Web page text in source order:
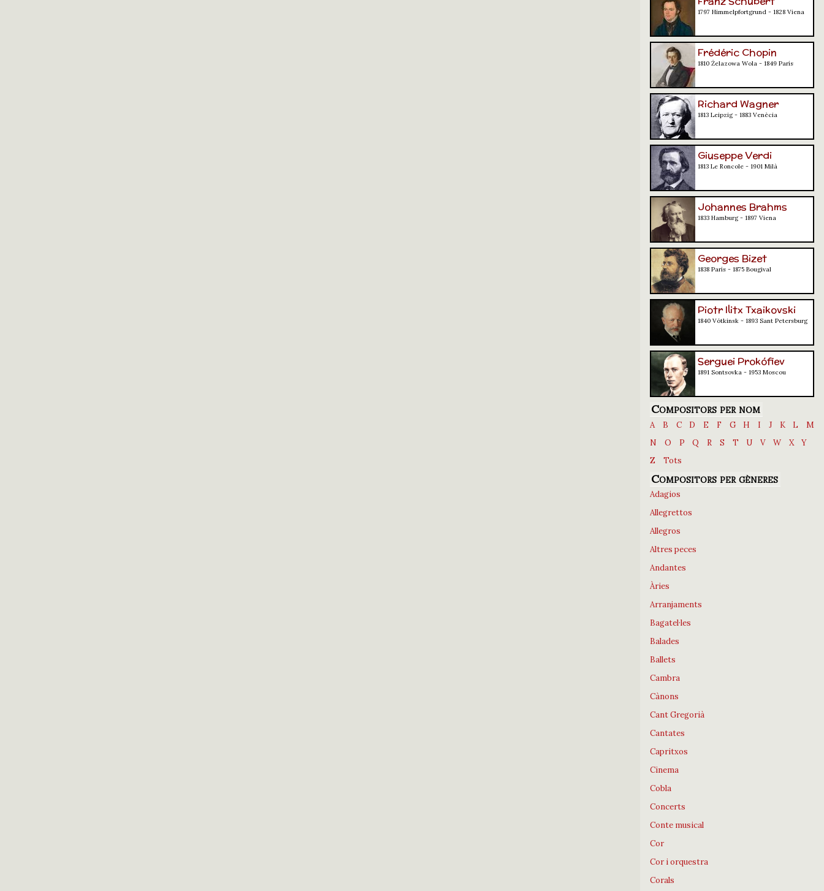
1797 Himmelpfortgrund - 1828 Viena
Frédéric Chopin
1810 Żelazowa Wola - 1849 París
Richard Wagner
1813 Leipzig - 1883 Venècia
Giuseppe Verdi
1813 Le Roncole - 1901 Milà
Johannes Brahms
1833 Hamburg - 1897 Viena
Georges Bizet
1838 París - 1875 Bougival
Piotr Ilitx Txaikovski
1840 Vótkinsk - 1893 Sant Petersburg
Serguei Prokófiev
1891 Sontsovka - 1953 Moscou
Compositors per nom
A B C D E F G H I J K L
M
N
O P Q R S T U V W X
Y
Z
Tots
Compositors per gèneres
Adagios
Allegrettos
Allegros
Altres peces
Andantes
Àries
Arranjaments
Bagatel·les
Balades
Ballets
Cambra
Cànons
Cant Gregorià
Cantates
Capritxos
Cinema
Cobla
Concerts
Conte musical
Cor
Cor i orquestra
Corals